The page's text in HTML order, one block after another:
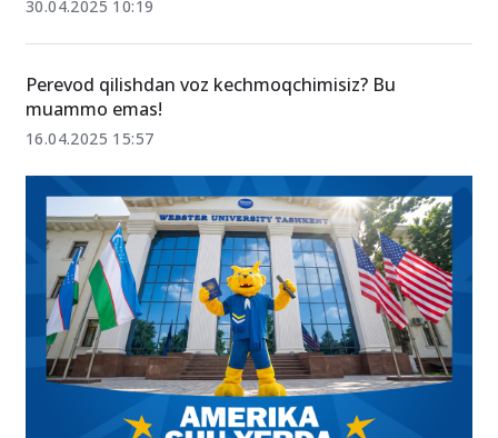
To‘liq qo‘llanma
30.04.2025 10:19
16.04.2025 15:57